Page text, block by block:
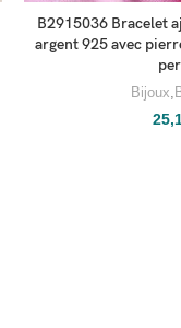
B2915036 Bracelet
argent 925 avec
Bijoux